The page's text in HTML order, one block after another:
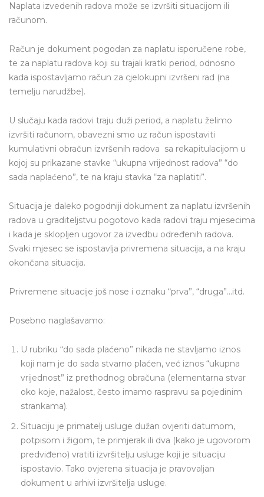
Naplata izvedenih radova može se izvršiti situacijom ili
računom.
Račun je dokument pogodan za naplatu isporučene robe,
te za naplatu radova koji su trajali kratki period, odnosno
kada ispostavljamo račun za cjelokupni izvršeni rad (na
temelju narudžbe).
U slučaju kada radovi traju duži period, a naplatu želimo
izvršiti računom, obavezni smo uz račun ispostaviti
kumulativni obračun izvršenih radova sa rekapitulacijom u
kojoj su prikazane stavke “ukupna vrijednost radova” “do
sada naplaćeno”, te na kraju stavka “za naplatiti”.
Situacija je daleko pogodniji dokument za naplatu izvršenih
radova u graditeljstvu pogotovo kada radovi traju mjesecima
i kada je sklopljen ugovor za izvedbu određenih radova.
Svaki mjesec se ispostavlja privremena situacija, a na kraju
okončana situacija.
Privremene situacije još nose i oznaku “prva”, “druga”…itd.
Posebno naglašavamo:
U rubriku “do sada plaćeno” nikada ne stavljamo iznos
koji nam je do sada stvarno plaćen, već iznos “ukupna
vrijednost” iz prethodnog obračuna (elementarna stvar
oko koje, nažalost, često imamo raspravu sa pojedinim
strankama).
Situaciju je primatelj usluge dužan ovjeriti datumom,
potpisom i žigom, te primjerak ili dva (kako je ugovorom
predviđeno) vratiti izvršitelju usluge koji je situaciju
ispostavio. Tako ovjerena situacija je pravovaljan
dokument u arhivi izvršitelja usluge.